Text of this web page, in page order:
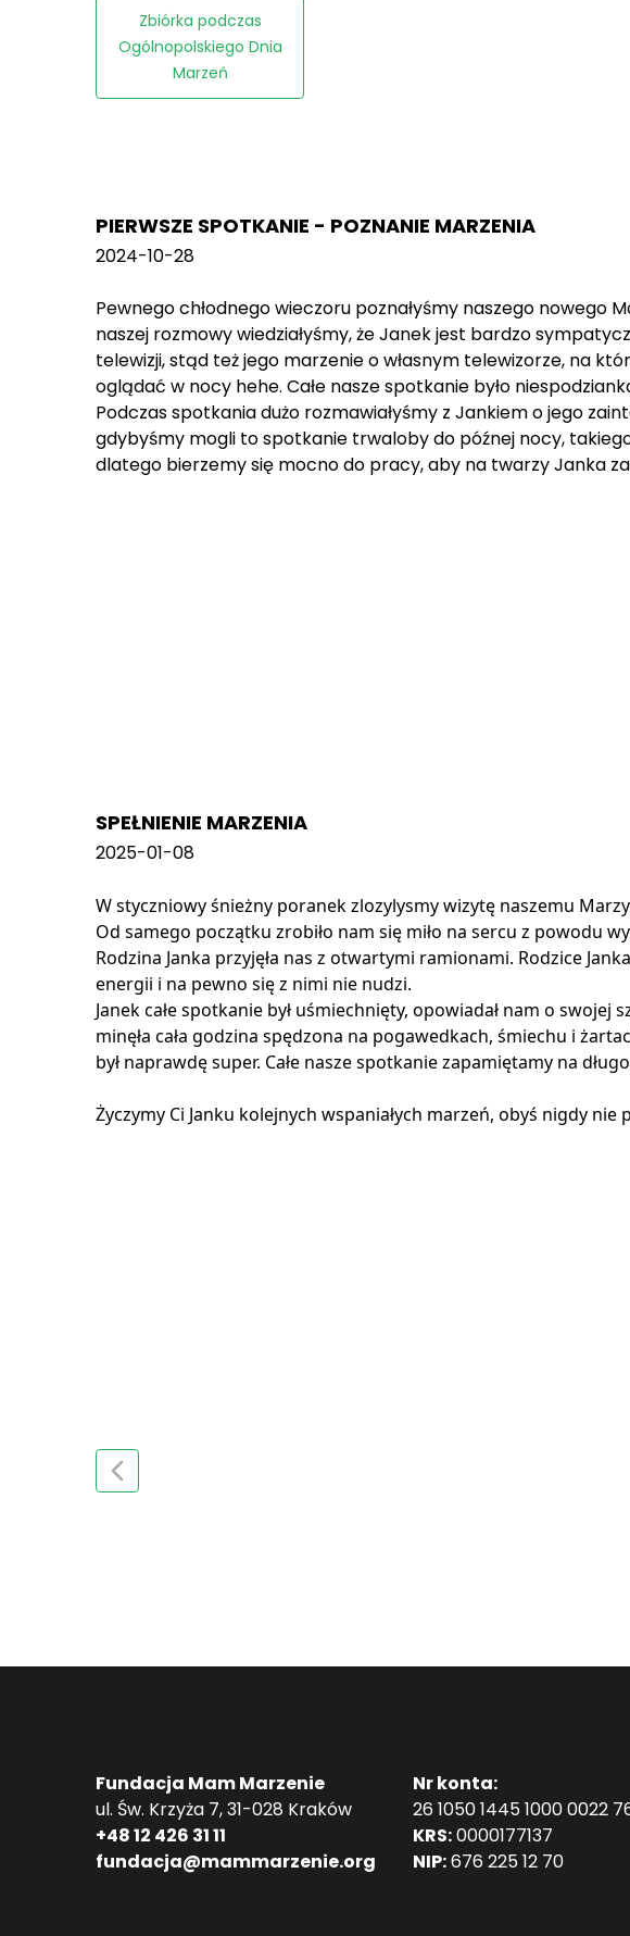
Zbiórka podczas
Ogólnopolskiego Dnia
Marzeń
PIERWSZE SPOTKANIE - POZNANIE MARZENIA
2024-10-28
Pewnego chłodnego wieczoru poznałyśmy naszego nowego
naszej rozmowy wiedziałyśmy, że Janek jest bardzo
telewizji, stąd też jego marzenie o własnym telewizorze, na
oglądać w nocy hehe. Całe nasze spotkanie było
Podczas spotkania dużo rozmawiałyśmy z Jankiem o jego
gdybyśmy mogli to spotkanie trwaloby do późnej nocy,
dlatego bierzemy się mocno do pracy, aby na twarzy Janka
SPEŁNIENIE MARZENIA
2025-01-08
W styczniowy śnieżny poranek zlozylysmy wizytę naszemu
Od samego początku zrobiło nam się miło na sercu z powodu
Rodzina Janka przyjęła nas z otwartymi ramionami. Rodzice
energii i na pewno się z nimi nie nudzi.
Janek całe spotkanie był uśmiechnięty, opowiadał nam o
minęła cała godzina spędzona na pogawedkach, śmiechu i
był naprawdę super. Całe nasze spotkanie zapamiętamy na
Życzymy Ci Janku kolejnych wspaniałych marzeń, obyś nigdy nie
Fundacja Mam Marzenie
ul. Św. Krzyża 7, 31-028 Kraków
+48 12 426 31 11
fundacja@mammarzenie.org
Nr konta:
26 1050 1445 1000 0022
KRS:0000177137
NIP:676 225 12 70